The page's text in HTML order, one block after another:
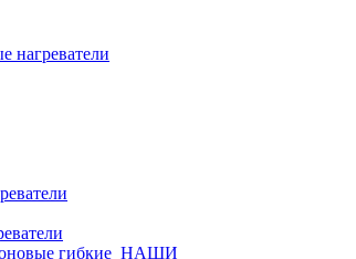
нагреватели
гибкие_НАШИ